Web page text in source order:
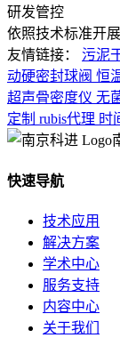
研发管控
依照技术标准开
友情链接：
污泥
动硬密封球阀 恒
超声骨密度仪 无
定制 rubis代理 时
快速导航
技术应用
解决方案
学术中心
服务支持
内容中心
关于我们